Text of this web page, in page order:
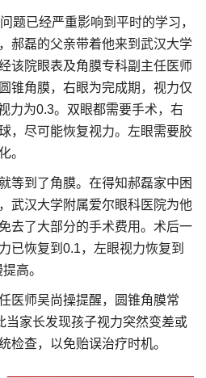
题已经严重影响到平时的学习，
郝磊的父亲带着他来到武汉大学
该院眼表及角膜专科副主任医师
锥角膜，右眼为完成期，视力仅
力为0.3。双眼都需要手术，右
，尽可能恢复视力。左眼需要胶
。
等到了角膜。在得知郝磊家中困
武汉大学附属爱尔眼科医院为他
去了大部分的手术费用。术后一
已恢复到0.1，左眼视力恢复到
高。
医师吴尚操提醒，圆锥角膜常
当家长发现孩子视力突然变差或
检查，以免贻误治疗时机。